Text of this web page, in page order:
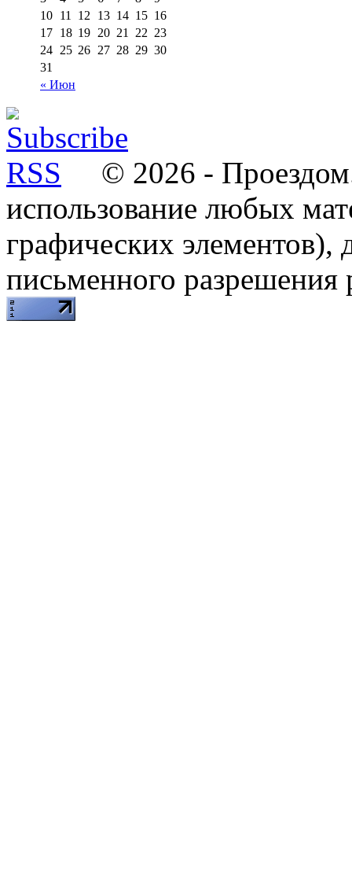
« Июн
10 11 12 13 14 15 16
17 18 19 20 21 22 23
24 25 26 27 28 29 30
31
© 2026 -
использование любых
графических элементов),
письменного разрешения